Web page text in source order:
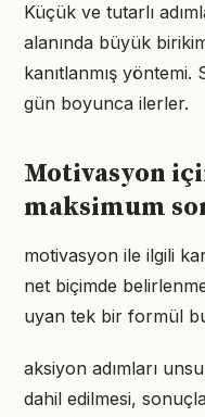
Küçük ve tutarlı
alanında büyük
kanıtlanmış
gün boyunca ilerler.
Motivasyon
maksimum
motivasyon ile ilgili
net biçimde
uyan tek bir formül
aksiyon adımları
dahil edilmesi,